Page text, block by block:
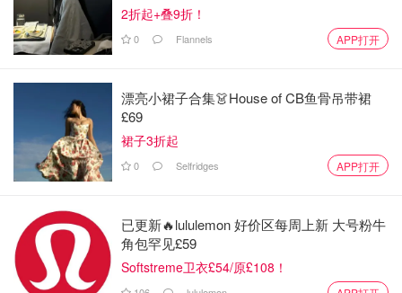
2折起+叠9折！
0 Flannels APP打开
漂亮小裙子合集👗House of CB鱼骨吊带裙
£69
裙子3折起
0 Selfridges APP打开
已更新🔥lululemon 好价区每周上新 大号粉牛
角包罕见£59
Softstreme卫衣£54/原£108！